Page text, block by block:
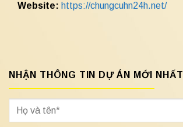
Website: https://chungcuhn24h.net/
NHẬN THÔNG TIN DỰ ÁN MỚI NHẤT